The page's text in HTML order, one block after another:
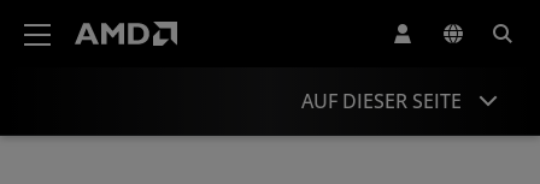
AUF DIESER SEITE